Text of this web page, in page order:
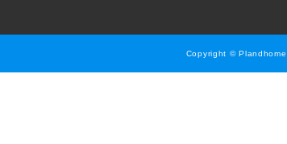
Copyright ©